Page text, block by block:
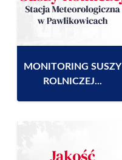
MONITORING SUSZY
ROLNICZEJ...